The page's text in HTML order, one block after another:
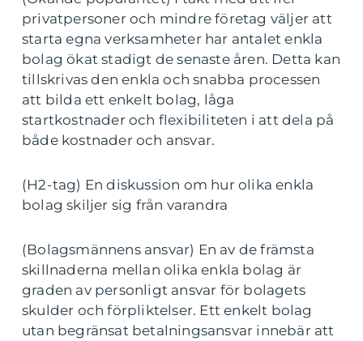
privatpersoner och mindre företag väljer att
starta egna verksamheter har antalet enkla
bolag ökat stadigt de senaste åren. Detta kan
tillskrivas den enkla och snabba processen
att bilda ett enkelt bolag, låga
startkostnader och flexibiliteten i att dela på
både kostnader och ansvar.
(H2-tag) En diskussion om hur olika enkla
bolag skiljer sig från varandra
(Bolagsmännens ansvar) En av de främsta
skillnaderna mellan olika enkla bolag är
graden av personligt ansvar för bolagets
skulder och förpliktelser. Ett enkelt bolag
utan begränsat betalningsansvar innebär att